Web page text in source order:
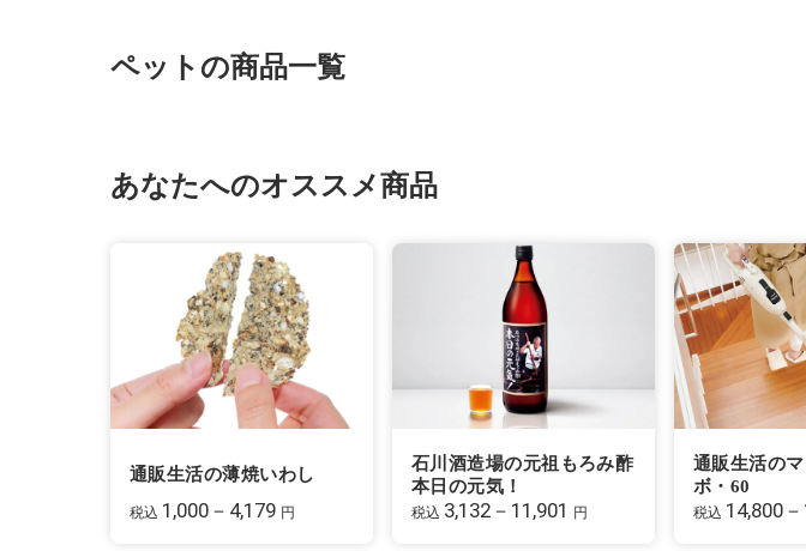
ペットの商品一覧
あなたへのオススメ商品
通販生活の薄焼いわし
税込 1,000－4,179 円
石川酒造場の元祖もろみ酢
本日の元気！
税込 3,132－11,901 円
通販生活の
ボ・60
税込 14,800